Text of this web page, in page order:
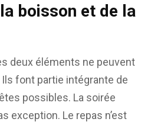
boisson et de la
deux éléments ne peuvent
font partie intégrante de
possibles. La soirée
exception. Le repas n’est